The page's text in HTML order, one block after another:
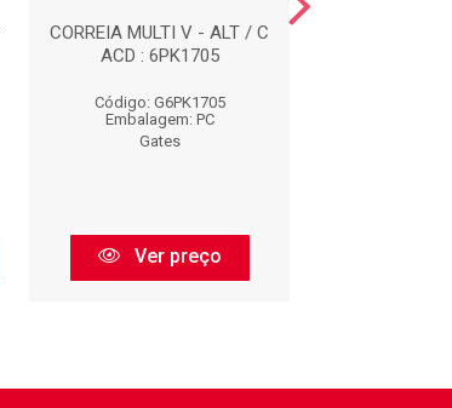
CORREIA MULTI V - ALT / C
ACD : 6PK1705
Código: G6PK1705
Embalagem: PC
Gates
Ver preço